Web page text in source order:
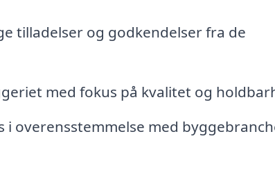
tilladelser og godkendelser fra de
med fokus på kvalitet og
overensstemmelse med